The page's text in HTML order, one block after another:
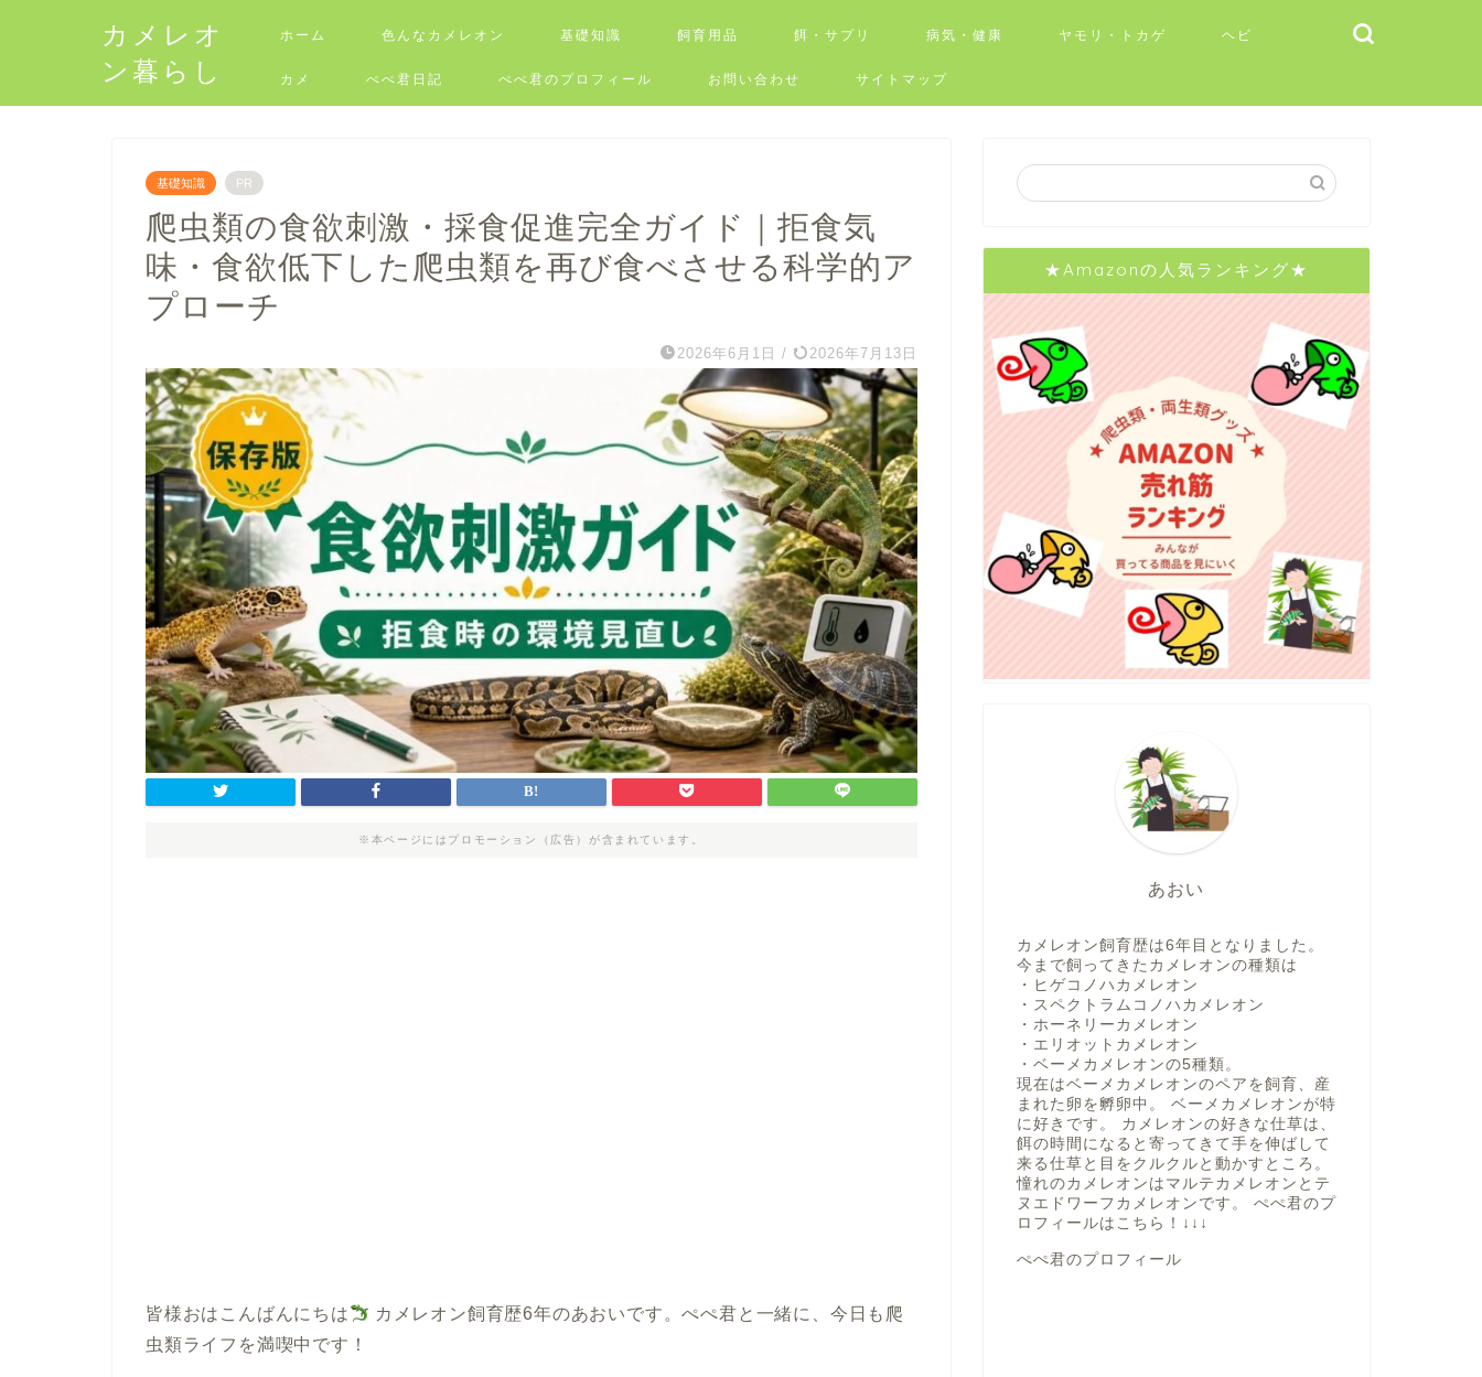
カメレオ
ン暮らし
ホーム 色んなカメレオン 基礎知識 飼育用品 餌・サプリ 病気・健康 ヤモリ・トカゲ ヘビ
カメ ぺぺ君日記 ぺぺ君のプロフィール お問い合わせ サイトマップ
基礎知識 PR
爬虫類の食欲刺激・採食促進完全ガイド｜拒食気
味・食欲低下した爬虫類を再び食べさせる科学的ア
プローチ
2026年6月1日 / 2026年7月13日
※本ページにはプロモーション（広告）が含まれています。
皆様おはこんばんにちは
カメレオン飼育歴6年のあおいです。ぺぺ君と一緒に、今日も爬
虫類ライフを満喫中です！
★Amazonの人気ランキング★
あおい
カメレオン飼育歴は6年目となりました。
今まで飼ってきたカメレオンの種類は
・ヒゲコノハカメレオン
・スペクトラムコノハカメレオン
・ホーネリーカメレオン
・エリオットカメレオン
・ベーメカメレオンの5種類。
現在はベーメカメレオンのペアを飼育、産
まれた卵を孵卵中。 ベーメカメレオンが特
に好きです。 カメレオンの好きな仕草は、
餌の時間になると寄ってきて手を伸ばして
来る仕草と目をクルクルと動かすところ。
憧れのカメレオンはマルテカメレオンとテ
ヌエドワーフカメレオンです。 ぺぺ君のプ
ロフィールは こちら！ ↓↓↓
ぺぺ君のプロフィール